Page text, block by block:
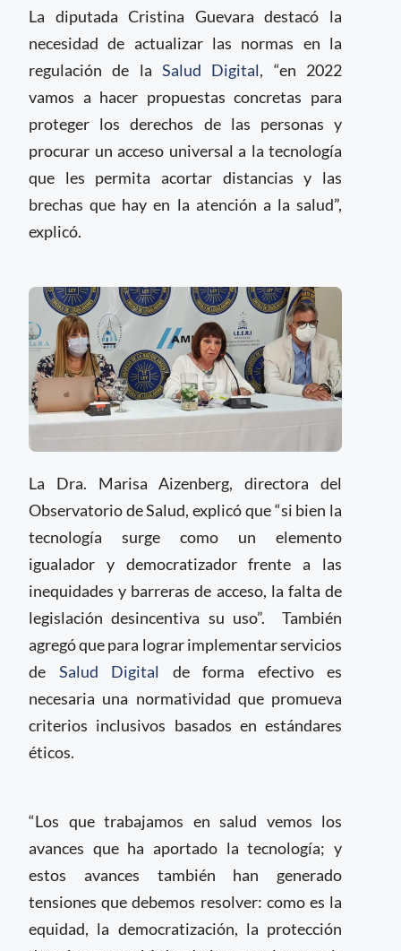
La diputada Cristina Guevara destacó la
necesidad de actualizar las normas en la
regulación de la Salud Digital, “en 2022
vamos a hacer propuestas concretas para
proteger los derechos de las personas y
procurar un acceso universal a la tecnología
que les permita acortar distancias y las
brechas que hay en la atención a la salud”,
explicó.
La Dra. Marisa Aizenberg, directora del
Observatorio de Salud, explicó que “si bien la
tecnología surge como un elemento
igualador y democratizador frente a las
inequidades y barreras de acceso, la falta de
legislación desincentiva su uso”. También
agregó que para lograr implementar servicios
de Salud Digital de forma efectivo es
necesaria una normatividad que promueva
criterios inclusivos basados en estándares
éticos.
“Los que trabajamos en salud vemos los
avances que ha aportado la tecnología; y
estos avances también han generado
tensiones que debemos resolver: como es la
equidad, la democratización, la protección